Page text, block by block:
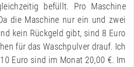
befüllt. Pro Maschine
die Maschine nur ein und zwei
kein Rückgeld gibt, sind 8 Euro
für das Waschpulver drauf. Ich
Euro sind im Monat 20,00 €. Im